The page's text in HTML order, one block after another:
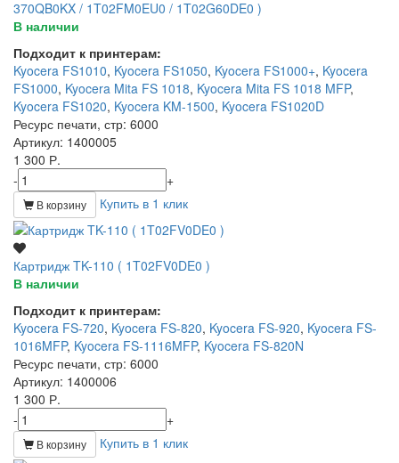
370QB0KX / 1T02FM0EU0 / 1T02G60DE0 )
В наличии
Подходит к принтерам:
Kyocera FS1010, Kyocera FS1050, Kyocera FS1000+, Kyocera
FS1000, Kyocera Mita FS 1018, Kyocera Mita FS 1018 MFP,
Kyocera FS1020, Kyocera KM-1500, Kyocera FS1020D
Ресурс печати, стр: 6000
Артикул: 1400005
1 300 Р.
-
+
В корзину Купить в 1 клик
Картридж TK-110 ( 1T02FV0DE0 )
В наличии
Подходит к принтерам:
Kyocera FS-720, Kyocera FS-820, Kyocera FS-920, Kyocera FS-
1016MFP, Kyocera FS-1116MFP, Kyocera FS-820N
Ресурс печати, стр: 6000
Артикул: 1400006
1 300 Р.
-
+
В корзину Купить в 1 клик